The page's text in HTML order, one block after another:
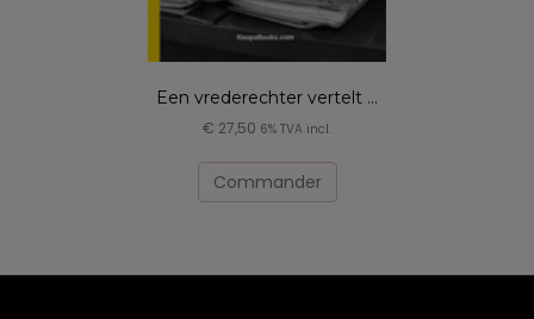
Een vrederechter vertelt …
€ 27,50 6% TVA incl.
Commander